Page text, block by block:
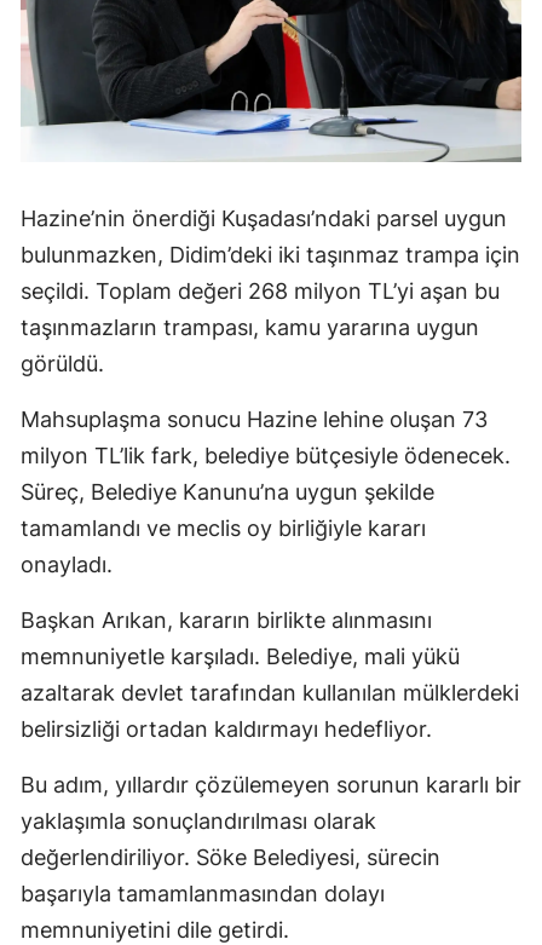
Hazine’nin önerdiği Kuşadası’ndaki parsel uygun
bulunmazken, Didim’deki iki taşınmaz trampa için
seçildi. Toplam değeri 268 milyon TL’yi aşan bu
taşınmazların trampası, kamu yararına uygun
görüldü.
Mahsuplaşma sonucu Hazine lehine oluşan 73
milyon TL’lik fark, belediye bütçesiyle ödenecek.
Süreç, Belediye Kanunu’na uygun şekilde
tamamlandı ve meclis oy birliğiyle kararı
onayladı.
Başkan Arıkan, kararın birlikte alınmasını
memnuniyetle karşıladı. Belediye, mali yükü
azaltarak devlet tarafından kullanılan mülklerdeki
belirsizliği ortadan kaldırmayı hedefliyor.
Bu adım, yıllardır çözülemeyen sorunun kararlı bir
yaklaşımla sonuçlandırılması olarak
değerlendiriliyor. Söke Belediyesi, sürecin
başarıyla tamamlanmasından dolayı
memnuniyetini dile getirdi.